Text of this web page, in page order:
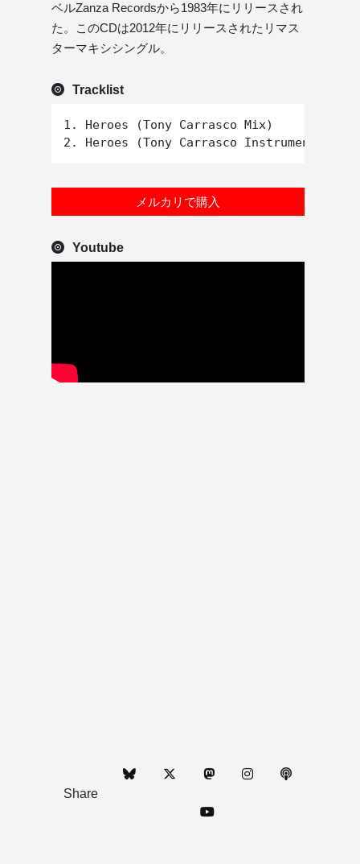
ベルZanza Recordsから1983年にリリースされ
た。このCDは2012年にリリースされたリマス
ターマキシシングル。
Tracklist
1. Heroes (Tony Carrasco Mix)
メルカリで購入
Youtube
Share